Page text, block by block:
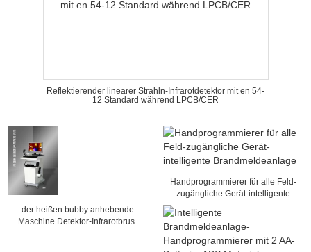
Reflektierender linearer Strahln-Infrarotdetektor mit en 54-
12 Standard während LPCB/CER
der heißen bubby anhebende
Maschine Detektor-Infrarotbrust
Handprogrammierer für alle Feld-
zugängliche Gerät-intelligente